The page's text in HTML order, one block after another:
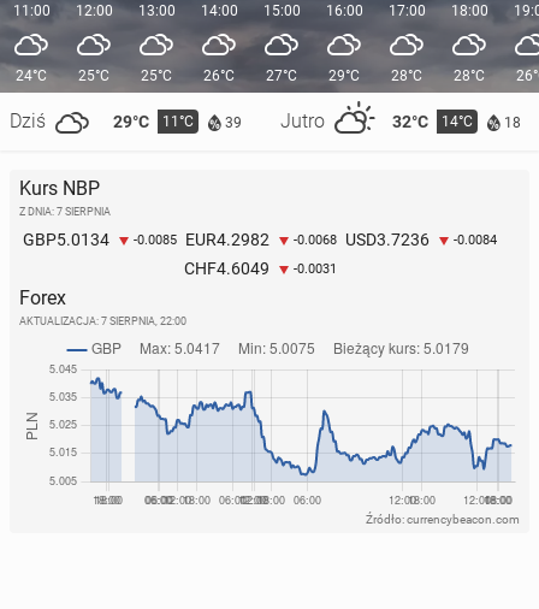
11:00
24°C
Dziś 29°C 11°C 39 Jutro 32°C 14°C 18
12:00
25°C
13:00
25°C
14:00
26°C
15:00
27°C
16:00
29°C
17:00
28°C
18:00
28°C
Kurs NBP
Z DNIA: 7 SIERPNIA
GBP5.0134 -0.0085 EUR4.2982 -0.0068 USD3.7236 -0.0084
CHF4.6049 -0.0031
Forex
AKTUALIZACJA: 7 SIERPNIA, 22:00
Źródło: currencybeacon.com